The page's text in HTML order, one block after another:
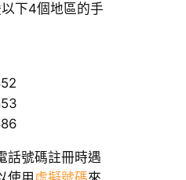
下4個地區的手
話號碼註冊時遇